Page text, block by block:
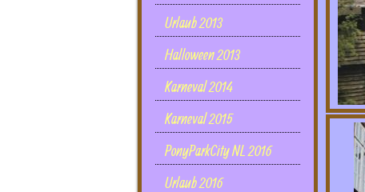
Urlaub 2013
Halloween 2013
Karneval 2014
Karneval 2015
PonyParkCity NL 2016
Urlaub 2016